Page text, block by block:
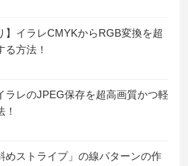
】イラレCMYKからRGB変換を超
る方法！
ラレのJPEG保存を超高画質かつ軽
！
めストライプ」の線パターンの作